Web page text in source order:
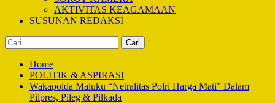
AKTIVITAS KEAGAMAAN
SUSUNAN REDAKSI
Cari
untuk:
Home
POLITIK & ASPIRASI
Wakapolda Maluku “Netralitas Polri Harga Mati” Dalam
Pilpres, Pileg & Pilkada